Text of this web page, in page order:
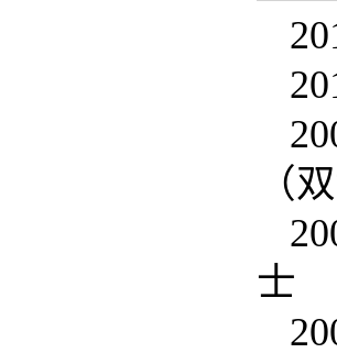
（
士